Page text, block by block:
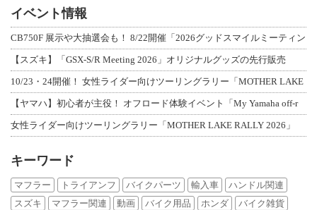
イベント情報
CB750F 展示や大抽選会も！ 8/22開催「2026グッドスマイルミーティン
【スズキ】「GSX-S/R Meeting 2026」オリジナルグッズの先行販売
10/23・24開催！ 女性ライダー向けツーリングラリー「MOTHER LAKE
【ヤマハ】初心者が主役！ オフロード体験イベント「My Yamaha off-r
女性ライダー向けツーリングラリー「MOTHER LAKE RALLY 2026」
キーワード
マフラー トライアンフ バイクパーツ 輸入車
ハンドル関連
スズキ
マフラー関連 動画 バイク用品 ホンダ
バイク雑貨